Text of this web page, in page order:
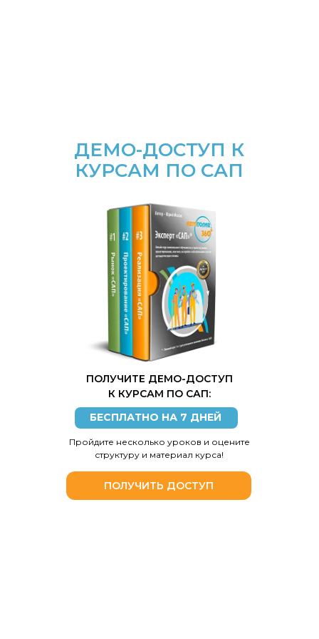
БЕСПЛАТНО НА 7 ДНЕЙ
ПОЛУЧИТЬ ДОСТУП
Пройдите несколько уроков и оцените
структуру и материал курса!
ПОЛУЧИТЕ ДЕМО-ДОСТУП
К КУРСАМ ПО САП:
ДЕМО-ДОСТУП К
КУРСАМ ПО САП